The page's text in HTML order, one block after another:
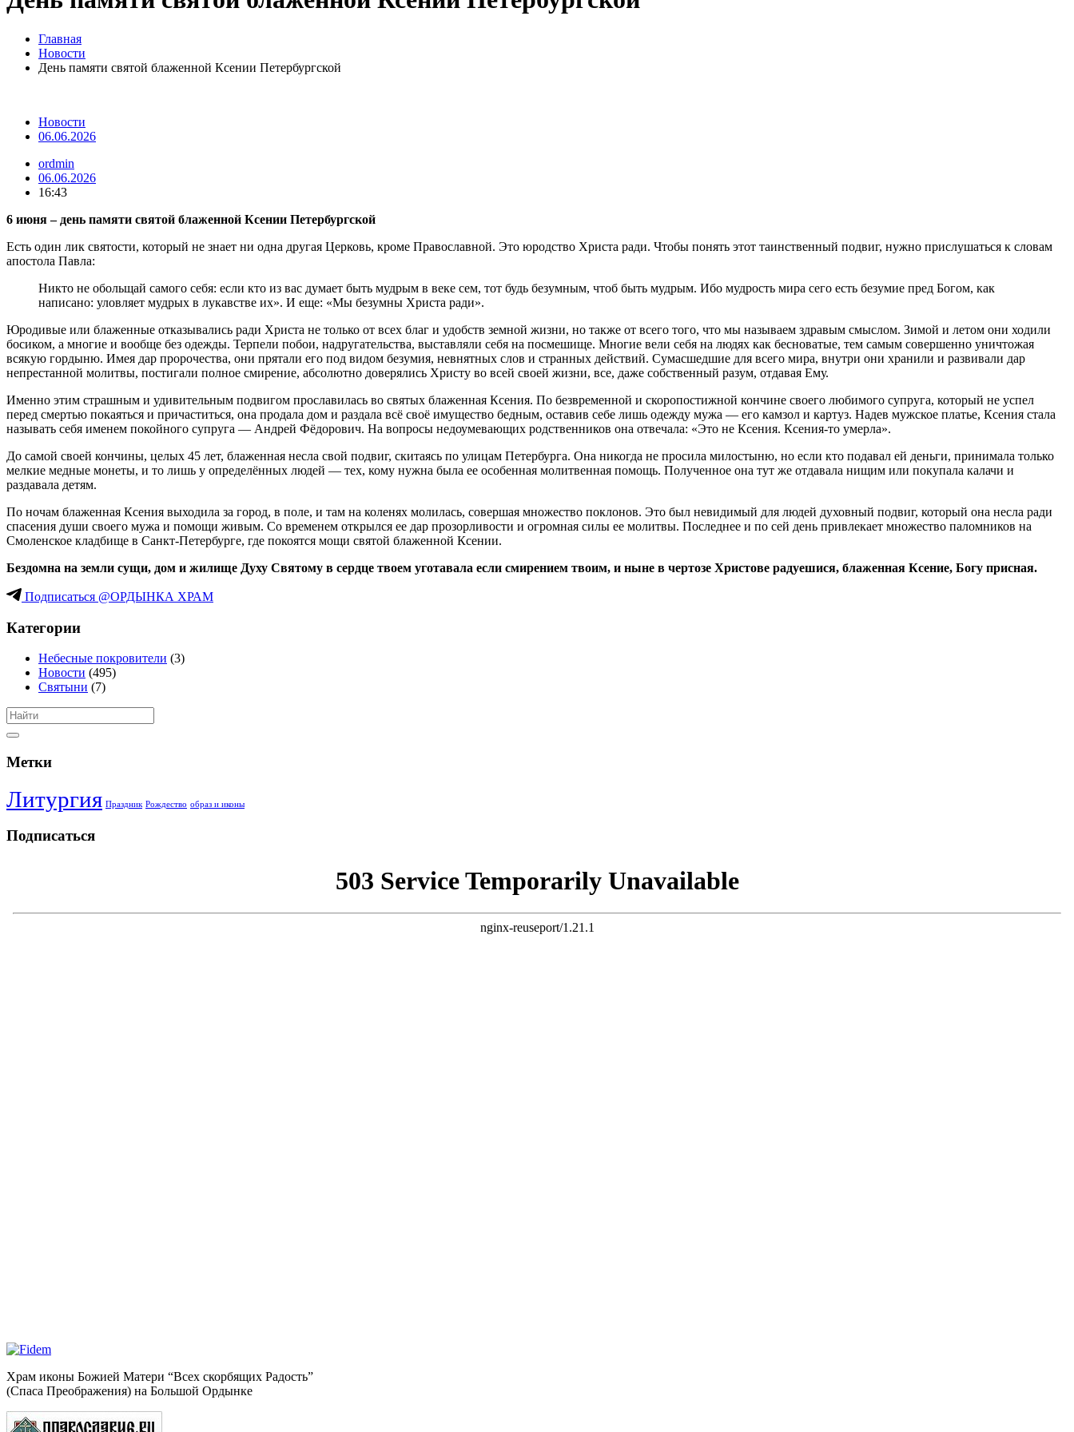
Главная
Новости
День памяти святой блаженной Ксении Петербургской
Новости
06.06.2026
ordmin
06.06.2026
16:43
6 июня – день памяти святой блаженной Ксении Петербургской
Есть один лик святости, который не знает ни одна другая Церковь, кроме Православной. Это юродство Христа ради. Чтобы понять этот таинственный подвиг, нужно прислушаться к словам
апостола Павла:
Никто не обольщай самого себя: если кто из вас думает быть мудрым в веке сем, тот будь безумным, чтоб быть мудрым. Ибо мудрость мира сего есть безумие пред Богом, как
написано: уловляет мудрых в лукавстве их». И еще: «Мы безумны Христа ради».
Юродивые или блаженные отказывались ради Христа не только от всех благ и удобств земной жизни, но также от всего того, что мы называем здравым смыслом. Зимой и летом они ходили
босиком, а многие и вообще без одежды. Терпели побои, надругательства, выставляли себя на посмешище. Многие вели себя на людях как бесноватые, тем самым совершенно уничтожая
всякую гордыню. Имея дар пророчества, они прятали его под видом безумия, невнятных слов и странных действий. Сумасшедшие для всего мира, внутри они хранили и развивали дар
непрестанной молитвы, постигали полное смирение, абсолютно доверялись Христу во всей своей жизни, все, даже собственный разум, отдавая Ему.
Именно этим страшным и удивительным подвигом прославилась во святых блаженная Ксения. По безвременной и скоропостижной кончине своего любимого супруга, который не успел
перед смертью покаяться и причаститься, она продала дом и раздала всё своё имущество бедным, оставив себе лишь одежду мужа — его камзол и картуз. Надев мужское платье, Ксения стала
называть себя именем покойного супруга — Андрей Фёдорович. На вопросы недоумевающих родственников она отвечала: «Это не Ксения. Ксения-то умерла».
До самой своей кончины, целых 45 лет, блаженная несла свой подвиг, скитаясь по улицам Петербурга. Она никогда не просила милостыню, но если кто подавал ей деньги, принимала только
мелкие медные монеты, и то лишь у определённых людей — тех, кому нужна была ее особенная молитвенная помощь. Полученное она тут же отдавала нищим или покупала калачи и
раздавала детям.
По ночам блаженная Ксения выходила за город, в поле, и там на коленях молилась, совершая множество поклонов. Это был невидимый для людей духовный подвиг, который она несла ради
спасения души своего мужа и помощи живым. Со временем открылся ее дар прозорливости и огромная силы ее молитвы. Последнее и по сей день привлекает множество паломников на
Смоленское кладбище в Санкт-Петербурге, где покоятся мощи святой блаженной Ксении.
Бездомна на земли сущи, дом и жилище Духу Святому в сердце твоем уготавала если смирением твоим, и ныне в чертозе Христове радуешися, блаженная Ксение, Богу присная.
Подписаться @ОРДЫНКА ХРАМ
Категории
Небесные покровители (3)
Новости (495)
Святыни (7)
Метки
Литургия Праздник Рождество образ и иконы
Подписаться
Храм иконы Божией Матери “Всех скорбящих Радость”
(Спаса Преображения) на Большой Ордынке